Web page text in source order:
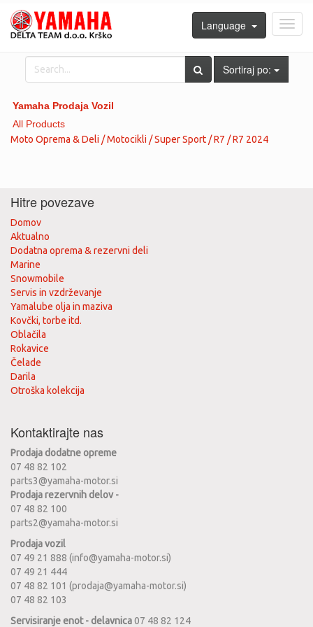
Language
Sortiraj po:
Yamaha Prodaja Vozil
All Products
Moto Oprema & Deli / Motocikli / Super Sport / R7 / R7 2024
Hitre povezave
Domov
Aktualno
Dodatna oprema & rezervni deli
Marine
Snowmobile
Servis in vzdrževanje
Yamalube olja in maziva
Kovčki, torbe itd.
Oblačila
Rokavice
Čelade
Darila
Otroška kolekcija
Kontaktirajte nas
Prodaja dodatne opreme
07 48 82 102
parts3@yamaha-motor.si
Prodaja rezervnih delov -
07 48 82 100
parts2@yamaha-motor.si
Prodaja vozil
07 49 21 888 (info@yamaha-motor.si)
07 49 21 444
07 48 82 101 (prodaja@yamaha-motor.si)
07 48 82 103
Servisiranje enot - delavnica07 48 82 124